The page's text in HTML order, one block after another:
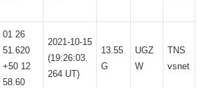
01 26
51.620
+50 12
58.60
2021-10-15
(19:26:03.
264 UT)
13.55
G
UGZ
W
TNS
vsnet